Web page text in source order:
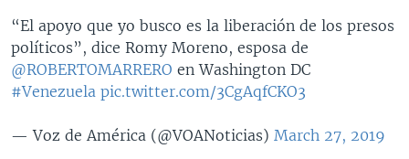
“El apoyo que yo busco es la liberación de los presos
políticos”, dice Romy Moreno, esposa de
@ROBERTOMARRERO en Washington DC
#Venezuela pic.twitter.com/3CgAqfCKO3
— Voz de América (@VOANoticias) March 27, 2019